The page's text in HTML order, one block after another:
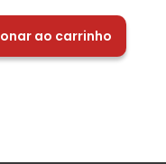
ao carrinho